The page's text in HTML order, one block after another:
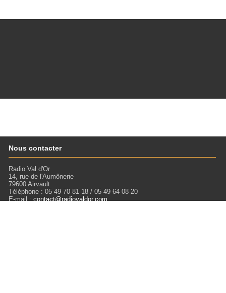
Nous contacter
Radio Val d'Or
14, rue de l'Aumônerie
79600 Airvault
Téléphone : 05 49 70 81 18 / 05 49 64 08 20
E-mail :contact@radiovaldor.com